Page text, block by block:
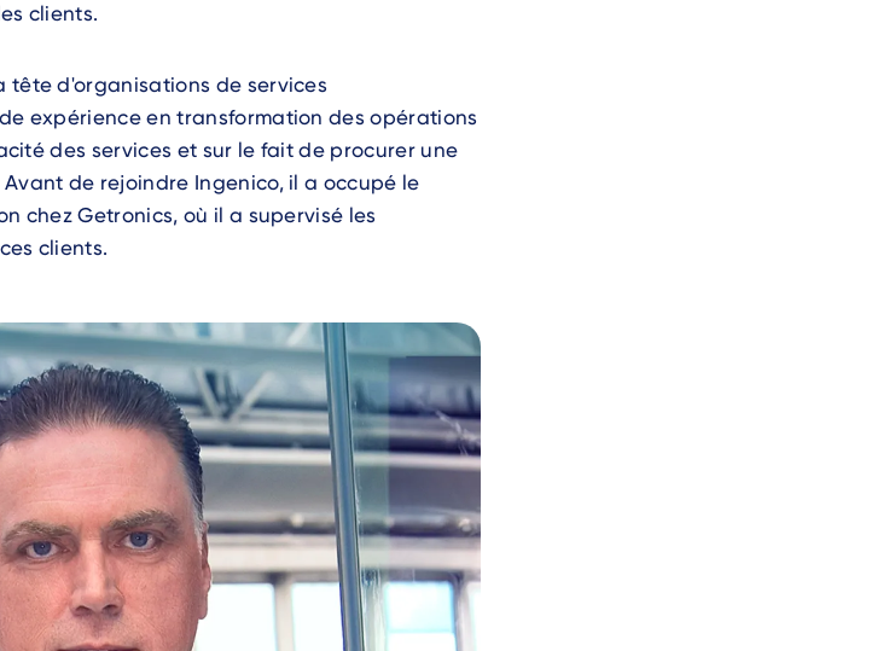
clients.
tête d'organisations de services
expérience en transformation des opérations
des services et sur le fait de procurer une
de rejoindre Ingenico, il a occupé le
chez Getronics, où il a supervisé les
clients.